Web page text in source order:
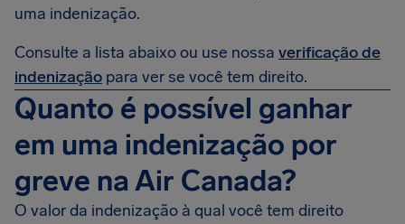
uma indenização.
Consulte a lista abaixo ou use nossa verificação de
indenização para ver se você tem direito.
Quanto é possível ganhar
em uma indenização por
greve na Air Canada?
O valor da indenização à qual você tem direito